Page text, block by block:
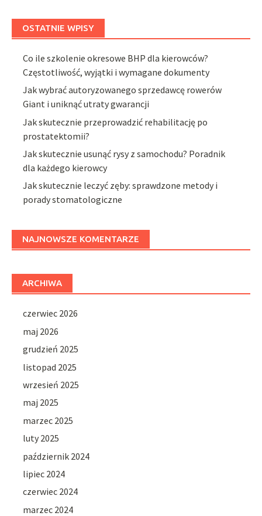
OSTATNIE WPISY
Co ile szkolenie okresowe BHP dla kierowców?
Częstotliwość, wyjątki i wymagane dokumenty
Jak wybrać autoryzowanego sprzedawcę rowerów
Giant i uniknąć utraty gwarancji
Jak skutecznie przeprowadzić rehabilitację po
prostatektomii?
Jak skutecznie usunąć rysy z samochodu? Poradnik
dla każdego kierowcy
Jak skutecznie leczyć zęby: sprawdzone metody i
porady stomatologiczne
NAJNOWSZE KOMENTARZE
ARCHIWA
czerwiec 2026
maj 2026
grudzień 2025
listopad 2025
wrzesień 2025
maj 2025
marzec 2025
luty 2025
październik 2024
lipiec 2024
czerwiec 2024
marzec 2024